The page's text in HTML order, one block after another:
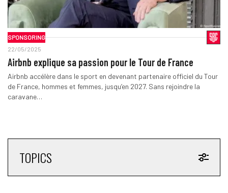
SPONSORING
22/05/2025
Airbnb explique sa passion pour le Tour de France
Airbnb accélère dans le sport en devenant partenaire officiel du Tour
de France, hommes et femmes, jusqu’en 2027. Sans rejoindre la
caravane…
TOPICS